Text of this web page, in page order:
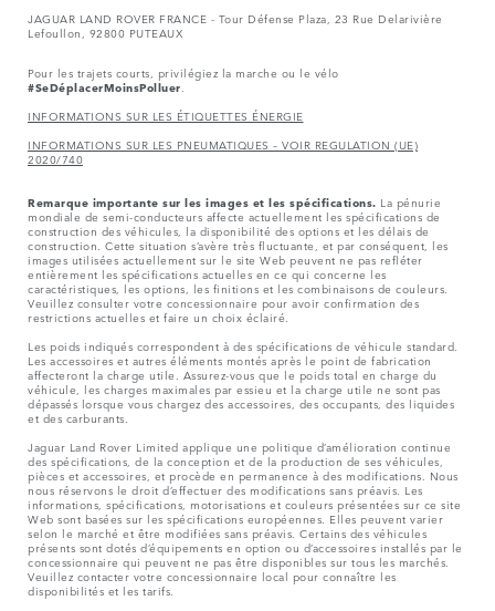
JAGUAR LAND ROVER FRANCE - Tour Défense Plaza, 23 Rue Delarivière
Lefoullon, 92800 PUTEAUX
Pour les trajets courts, privilégiez la marche ou le vélo
#SeDéplacerMoinsPolluer.
INFORMATIONS SUR LES ÉTIQUETTES ÉNERGIE
INFORMATIONS SUR LES PNEUMATIQUES – VOIR REGULATION (UE)
2020/740
Remarque importante sur les images et les spécifications. La pénurie
mondiale de semi-conducteurs affecte actuellement les spécifications de
construction des véhicules, la disponibilité des options et les délais de
construction. Cette situation s’avère très fluctuante, et par conséquent, les
images utilisées actuellement sur le site Web peuvent ne pas refléter
entièrement les spécifications actuelles en ce qui concerne les
caractéristiques, les options, les finitions et les combinaisons de couleurs.
Veuillez consulter votre concessionnaire pour avoir confirmation des
restrictions actuelles et faire un choix éclairé.
Les poids indiqués correspondent à des spécifications de véhicule standard.
Les accessoires et autres éléments montés après le point de fabrication
affecteront la charge utile. Assurez-vous que le poids total en charge du
véhicule, les charges maximales par essieu et la charge utile ne sont pas
dépassés lorsque vous chargez des accessoires, des occupants, des liquides
et des carburants.
Jaguar Land Rover Limited applique une politique d’amélioration continue
des spécifications, de la conception et de la production de ses véhicules,
pièces et accessoires, et procède en permanence à des modifications. Nous
nous réservons le droit d’effectuer des modifications sans préavis. Les
informations, spécifications, motorisations et couleurs présentées sur ce site
Web sont basées sur les spécifications européennes. Elles peuvent varier
selon le marché et être modifiées sans préavis. Certains des véhicules
présents sont dotés d’équipements en option ou d’accessoires installés par le
concessionnaire qui peuvent ne pas être disponibles sur tous les marchés.
Veuillez contacter votre concessionnaire local pour connaître les
disponibilités et les tarifs.